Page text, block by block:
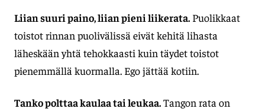
Liian suuri paino, liian pieni liikerata. Puolikkaat
toistot rinnan puolivälissä eivät kehitä lihasta
läheskään yhtä tehokkaasti kuin täydet toistot
pienemmällä kuormalla. Ego jättää kotiin.
Tanko polttaa kaulaa tai leukaa.Tangon rata on